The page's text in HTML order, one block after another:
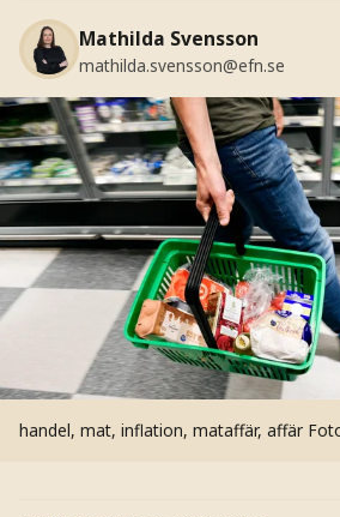
Mathilda Svensson
mathilda.svensson@efn.se
handel, mat, inflation, mataffär, affär